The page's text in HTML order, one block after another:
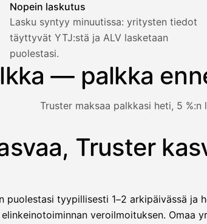
Nopein laskutus
Lasku syntyy minuutissa: yritysten tiedot
täyttyvät YTJ:stä ja ALV lasketaan
puolestasi.
— palkka
Truster maksaa palkkasi heti, 5
asiakas ei ole vielä maksanut —
2 321,75 €
−412,00 €
Tavallinen nosto
Kun lasku on maksettu
Truster
puolestasi tyypillisesti 1–2 arkipäivässä ja
veroilmoituksen. Omaa